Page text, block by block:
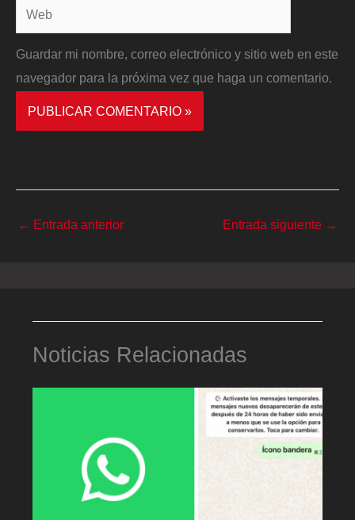
Web
Guardar mi nombre, correo electrónico y sitio web en este
navegador para la próxima vez que haga un comentario.
← Entrada anterior Entrada siguiente →
Noticias Relacionadas